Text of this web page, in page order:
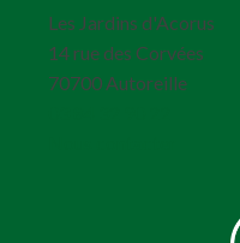
Les Jardins d'Acorus
14 rue des Corvées
70700 Autoreille